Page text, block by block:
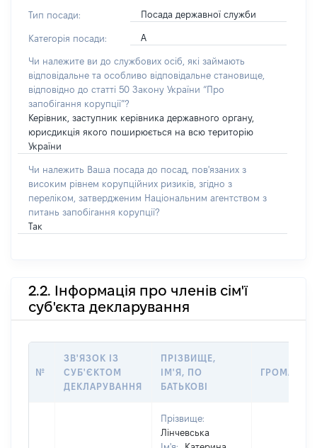
Тип посади: Посада державної служби
Категорія посади: А
Чи належите ви до службових осіб, які займають
відповідальне та особливо відповідальне становище,
відповідно до статті 50 Закону України “Про
запобігання корупції”?
Керівник, заступник керівника державного органу,
юрисдикція якого поширюється на всю територію
України
Чи належить Ваша посада до посад, пов'язаних з
високим рівнем корупційних ризиків, згідно з
переліком, затвердженим Національним агентством з
питань запобігання корупції?
Так
2.2. Інформація про членів сім'ї
суб'єкта декларування
№
ЗВ'ЯЗОК ІЗ
СУБ'ЄКТОМ
ДЕКЛАРУВАННЯ
ПРІЗВИЩЕ,
ІМ'Я, ПО
БАТЬКОВІ
Прізвище:
Лінчевська